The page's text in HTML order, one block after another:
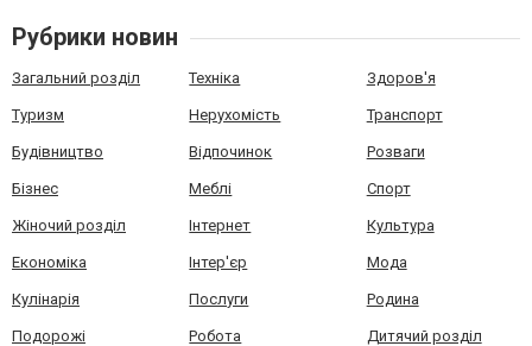
Рубрики новин
Загальний розділ Техніка Здоров'я
Туризм Нерухомість Транспорт
Будівництво Відпочинок Розваги
Бізнес Меблі Спорт
Жіночий розділ Інтернет Культура
Економіка Інтер'єр Мода
Кулінарія Послуги Родина
Подорожі Робота Дитячий розділ